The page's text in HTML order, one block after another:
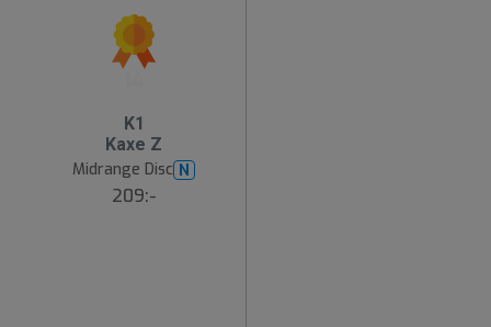
K1
Kaxe Z
Midrange Disc N
209:-